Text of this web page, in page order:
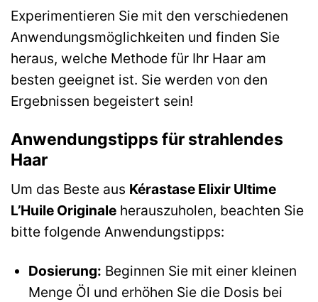
Experimentieren Sie mit den verschiedenen
Anwendungsmöglichkeiten und finden Sie
heraus, welche Methode für Ihr Haar am
besten geeignet ist. Sie werden von den
Ergebnissen begeistert sein!
Anwendungstipps für strahlendes
Haar
Um das Beste aus Kérastase Elixir Ultime
L’Huile Originale herauszuholen, beachten Sie
bitte folgende Anwendungstipps:
Dosierung: Beginnen Sie mit einer kleinen
Menge Öl und erhöhen Sie die Dosis bei